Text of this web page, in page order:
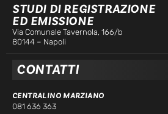
STUDI DI REGISTRAZIONE
ED EMISSIONE
Via Comunale Tavernola, 166/b
80144 – Napoli
CONTATTI
CENTRALINO MARZIANO
081 636 363